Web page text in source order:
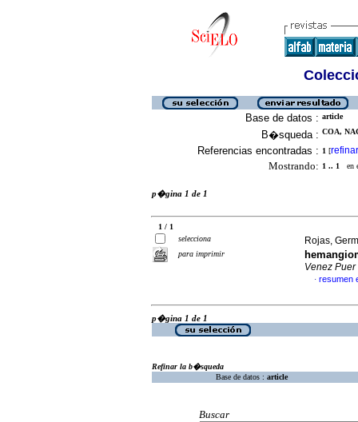
Base de datos : article
B�squeda : COA,
Referencias encontradas : 1 [refinar
Mostrando: 1 .. 1 en
p�gina 1 de 1
1 / 1
selecciona
para imprimir
Rojas,
Venez Puer
· resumen
p�gina 1 de 1
Refinar la b�squeda
Base de datos : article
Buscar